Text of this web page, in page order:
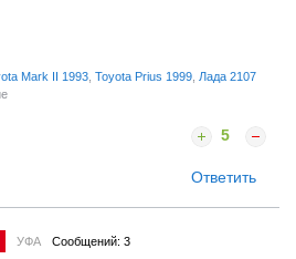
Mark II 1993 Toyota Prius 1999 Лада 2107
5
Ответить
УФА Сообщений: 3